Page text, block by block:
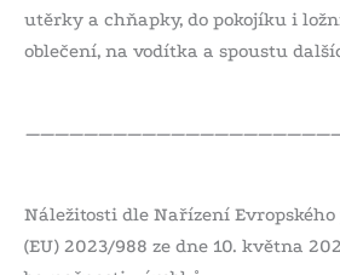
utěrky a chňapky, do pokojíku i
oblečení, na vodítka a spoustu
Náležitosti dle Nařízení
(EU) 2023/988 ze dne 10. května